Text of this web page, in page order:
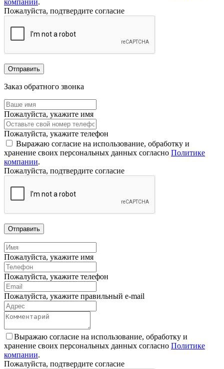
компании.
Пожалуйста, подтвердите согласие
Отправить
Заказ обратного звонка
Пожалуйста, укажите имя
Пожалуйста, укажите телефон
Выражаю согласие на использование, обработку и
хранение своих персональных данных согласно Политике
компании.
Пожалуйста, подтвердите согласие
Отправить
Пожалуйста, укажите имя
Пожалуйста, укажите телефон
Пожалуйста, укажите правильный e-mail
Выражаю согласие на использование, обработку и
хранение своих персональных данных согласно Политике
компании.
Пожалуйста, подтвердите согласие